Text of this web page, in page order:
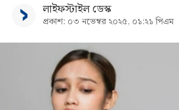
আর্কাইভ
কনভার্টার
লাইফস্টাইল ডেস্ক
প্রকাশ: ০৩ নভেম্বর ২০২৫, ০১:২১ পিএম